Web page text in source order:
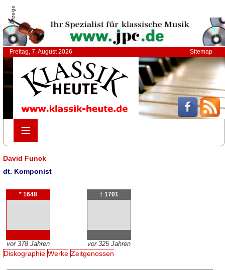
Anzeige
Freitag, 7. August 2026 Sitemap
≡
≡
David Funck
dt. Komponist
* 1648
vor 378 Jahren
† 1701
vor 325 Jahren
Diskographie Werke Zeitgenossen